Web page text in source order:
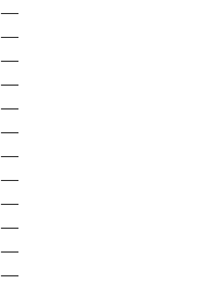
—
—
—
—
—
—
—
—
—
—
—
—